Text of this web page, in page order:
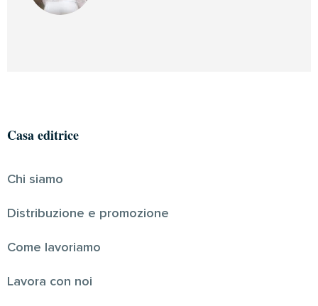
Casa editrice
Chi siamo
Distribuzione e promozione
Come lavoriamo
Lavora con noi